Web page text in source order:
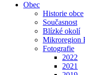
Obec
Historie obce
Současnost
Blízké okolí
Mikroregion
Fotografie
2022
2021